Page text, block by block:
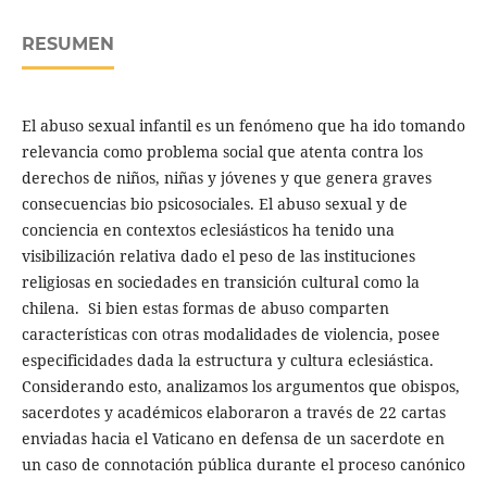
RESUMEN
El abuso sexual infantil es un fenómeno que ha ido tomando
relevancia como problema social que atenta contra los
derechos de niños, niñas y jóvenes y que genera graves
consecuencias bio psicosociales. El abuso sexual y de
conciencia en contextos eclesiásticos ha tenido una
visibilización relativa dado el peso de las instituciones
religiosas en sociedades en transición cultural como la
chilena. Si bien estas formas de abuso comparten
características con otras modalidades de violencia, posee
especificidades dada la estructura y cultura eclesiástica.
Considerando esto, analizamos los argumentos que obispos,
sacerdotes y académicos elaboraron a través de 22 cartas
enviadas hacia el Vaticano en defensa de un sacerdote en
un caso de connotación pública durante el proceso canónico